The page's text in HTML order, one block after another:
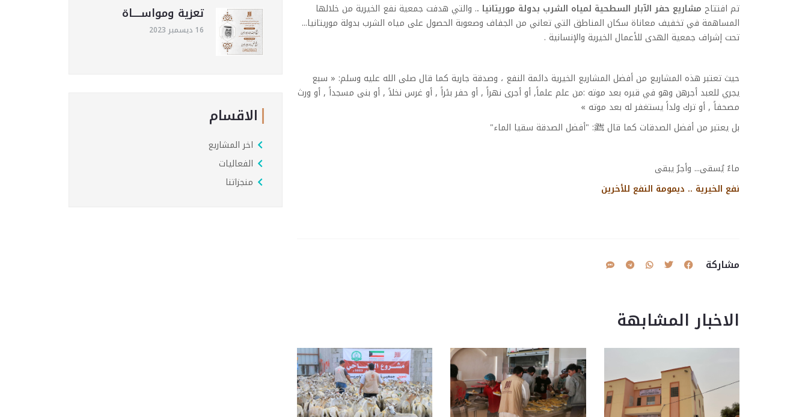
تم افتتاح مشاريع حفر الآبار السطحية لمياه الشرب بدولة موريتانيا .. والتي هدفت جمعية نفع الخيرية من خلالها
المساهمة في تخفيف معاناة سكان المناطق التي تعاني من الجفاف وصعوبة الحصول على مياه الشرب بدولة موريتانيا...
تحت إشراف جمعية الهدى للأعمال الخيرية والإنسانية .
حيث تعتبر هذه المشاريع من أفضل المشاريع الخيرية دائمة النفع ، وصدقة جارية كما قال صلى الله عليه وسلم: « سبع
يجري للعبد أجرهن وهو في قبره بعد موته :من علم علماً, أو أجرى نهراً , أو حفر بئراً , أو غرس نخلاً , أو بنى مسجداً , أو ورث
مصحفاً , أو ترك ولداً يستغفر له بعد موته »
بل يعتبر من أفضل الصدقات كما قال ﷺ: "أفضل الصدقة سقيا الماء"
ماءٌ يُسقى... وأجرٌ يبقى
نفع الخيرية .. ديمومة النفع للأخرين
مشاركة
الاخبار المشابهة
تعزية ومواســـــاة
16 ديسمبر 2023
الاقسام
اخر المشاريع
الفعاليات
منجزاتنا